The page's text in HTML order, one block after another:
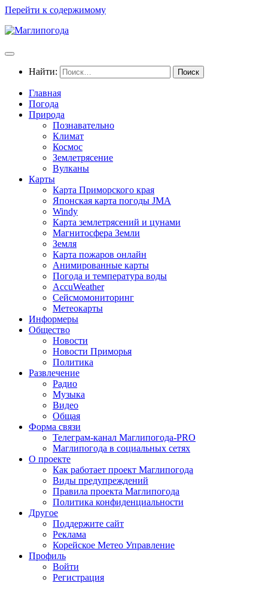
Перейти к содержимому
Найти:
Главная
Погода
Природа
Познавательно
Климат
Космос
Землетрясение
Вулканы
Карты
Карта Приморского края
Японская карта погоды JMA
Windy
Карта землетрясений и цунами
Магнитосфера Земли
Земля
Карта пожаров онлайн
Анимированные карты
Погода и температура воды
AccuWeather
Сейсмомониторинг
Метеокарты
Информеры
Общество
Новости
Новости Приморья
Политика
Развлечение
Радио
Музыка
Видео
Общая
Форма связи
Телеграм-канал Маглипогода-PRO
Маглипогода в социальных сетях
О проекте
Как работает проект Маглипогода
Виды предупреждений
Правила проекта Маглипогода
Политика конфиденциальности
Другое
Поддержите сайт
Реклама
Корейское Метео Управление
Профиль
Войти
Регистрация